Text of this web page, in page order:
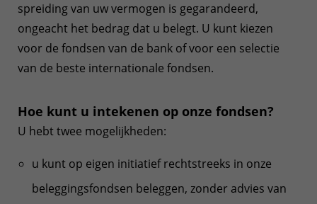
spreiding van uw vermogen is gegarandeerd,
ongeacht het bedrag dat u belegt. U kunt kiezen
voor de fondsen van de bank of voor een selectie
van de beste internationale fondsen.
Hoe kunt u intekenen op onze fondsen?
U hebt twee mogelijkheden:
u kunt op eigen initiatief rechtstreeks in onze
beleggingsfondsen beleggen, zonder advies van